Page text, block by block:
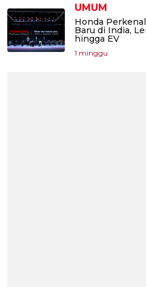
UMUM
Honda
Baru di India,
hingga EV
1 minggu